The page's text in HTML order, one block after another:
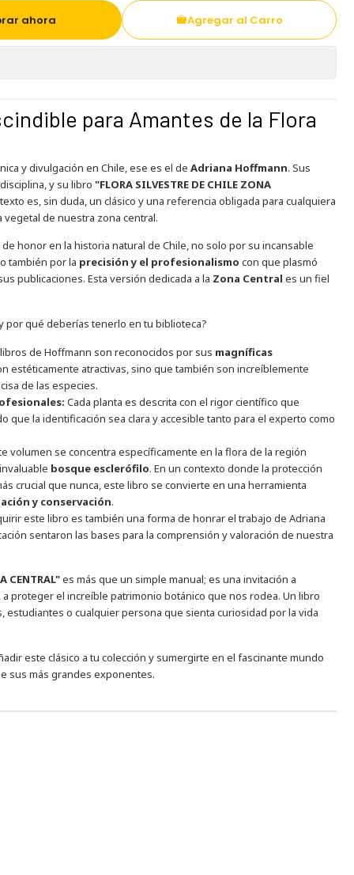
Agregar al Carro
ahora
para Amantes de la Flora
y divulgación en Chile, ese es el de Adriana Hoffmann. Sus
y su libro "FLORA SILVESTRE DE CHILE ZONA
es, sin duda, un clásico y una referencia obligada para cualquiera
de nuestra zona central.
honor en la historia natural de Chile, no solo por su incansable
también por la precisión y el profesionalismo con que plasmó
publicaciones. Esta versión dedicada a la Zona Central es un fiel
por qué deberías tenerlo en tu biblioteca?
de Hoffmann son reconocidos por sus magníficas
estéticamente atractivas, sino que también son increíblemente
de las especies.
Cada planta es descrita con el rigor científico que
que la identificación sea clara y accesible tanto para el experto como
volumen se concentra específicamente en la flora de la región
bosque esclerófilo. En un contexto donde la protección
crucial que nunca, este libro se convierte en una herramienta
y conservación.
este libro es también una forma de honrar el trabajo de Adriana
sentaron las bases para la comprensión y valoración de nuestra
CENTRAL"es más que un simple manual; es una invitación a
proteger el increíble patrimonio botánico que nos rodea. Un libro
estudiantes o cualquier persona que sienta curiosidad por la vida
este clásico a tu colección y sumergirte en el fascinante mundo
sus más grandes exponentes.